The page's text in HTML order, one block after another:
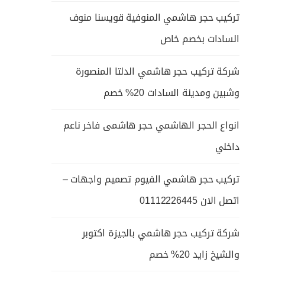
تركيب حجر هاشمي المنوفية قويسنا منوف
السادات بخصم خاص
شركة تركيب حجر هاشمي الدلتا المنصورة
وشبين ومدينة السادات 20% خصم
انواع الحجر الهاشمي حجر هاشمى فاخر ناعم
داخلي
تركيب حجر هاشمي الفيوم تصميم واجهات –
اتصل الان 01112226445
شركة تركيب حجر هاشمي بالجيزة اكتوبر
والشيخ زايد 20% خصم